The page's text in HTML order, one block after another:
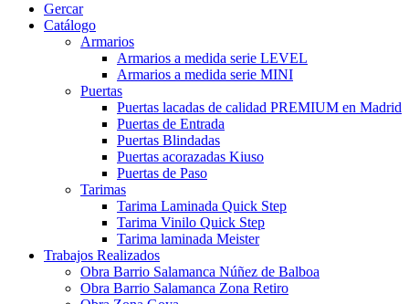
Gercar
Catálogo
Armarios
Armarios a medida serie LEVEL
Armarios a medida serie MINI
Puertas
Puertas lacadas de calidad PREMIUM en Madrid
Puertas de Entrada
Puertas Blindadas
Puertas acorazadas Kiuso
Puertas de Paso
Tarimas
Tarima Laminada Quick Step
Tarima Vinilo Quick Step
Tarima laminada Meister
Trabajos Realizados
Obra Barrio Salamanca Núñez de Balboa
Obra Barrio Salamanca Zona Retiro